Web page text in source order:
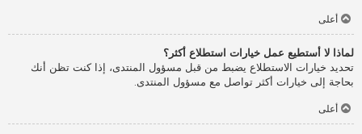
أعلى
لماذا لا أستطيع عمل خيارات استطلاع أكثر؟
تحديد خيارات الاستطلاع يضبط من قبل مسؤول المنتدى، إذا كنت تظن أنك
بحاجة إلى خيارات أكثر تواصل مع مسؤول المنتدى.
أعلى